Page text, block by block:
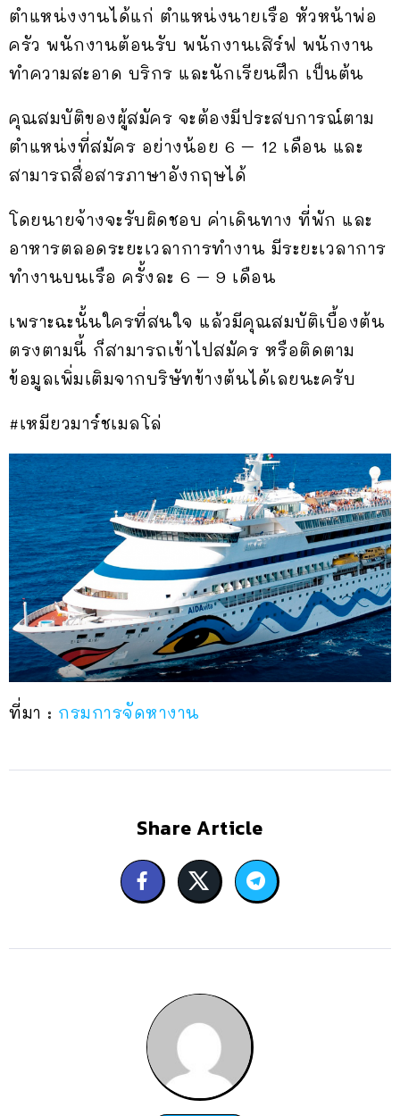
ตำแหน่งงานได้แก่ ตำแหน่งนายเรือ หัวหน้าพ่อ
ครัว พนักงานต้อนรับ พนักงานเสิร์ฟ พนักงาน
ทำความสะอาด บริกร และนักเรียนฝึก เป็นต้น
คุณสมบัติของผู้สมัคร จะต้องมีประสบการณ์ตาม
ตำแหน่งที่สมัคร อย่างน้อย 6 – 12 เดือน และ
สามารถสื่อสารภาษาอังกฤษได้
โดยนายจ้างจะรับผิดชอบ ค่าเดินทาง ที่พัก และ
อาหารตลอดระยะเวลาการทำงาน มีระยะเวลาการ
ทำงานบนเรือ ครั้งละ 6 – 9 เดือน
เพราะฉะนั้นใครที่สนใจ แล้วมีคุณสมบัติเบื้องต้น
ตรงตามนี้ ก็สามารถเข้าไปสมัคร หรือติดตาม
ข้อมูลเพิ่มเติมจากบริษัทข้างต้นได้เลยนะครับ
#เหมียวมาร์ชเมลโล่
ที่มา : กรมการจัดหางาน
Share Article